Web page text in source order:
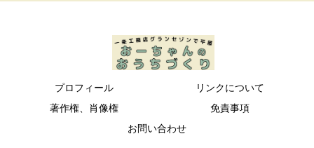
プロフィール
リンクについて
著作権、肖像権
免責事項
お問い合わせ